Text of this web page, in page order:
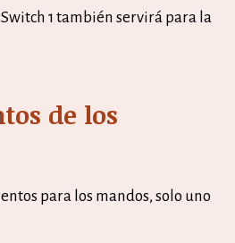
1 también servirá para la
de los
para los mandos, solo uno